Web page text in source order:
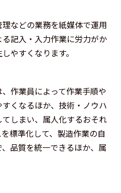
などの業務を紙媒体で運用
記入・入力作業に労力がか
やすくなります。
作業員によって作業手順や
くなるほか、技術・ノウハ
しまい、属人化するおそれ
標準化して、製造作業の自
品質を統一できるほか、属